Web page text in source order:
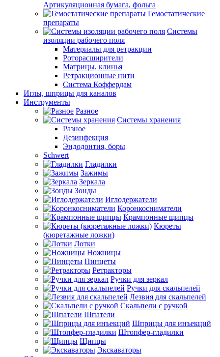
Артикуляционная бумага, фольга
Гемостатические
препараты
Системы
изоляции рабочего поля
Материалы для ретракции
Роторасширители
Матрицы, клинья
Ретракционные нити
Система Коффердам
Иглы, шприцы для каналов
Инструменты
Разное
Системы хранения
Разное
Дезинфекция
Эндодонтия, боры
Schwert
Гладилки
Зажимы
Зеркала
Зонды
Иглодержатели
Коронкосниматели
Крампонные щипцы
Кюреты
(кюретажные ложки)
Лотки
Ножницы
Пинцеты
Ретракторы
Ручки для зеркал
Ручки для скальпелей
Лезвия для скальпелей
Скальпели с ручкой
Шпатели
Шприцы для инъекций
Штопфер-гладилки
Щипцы
Экскаваторы